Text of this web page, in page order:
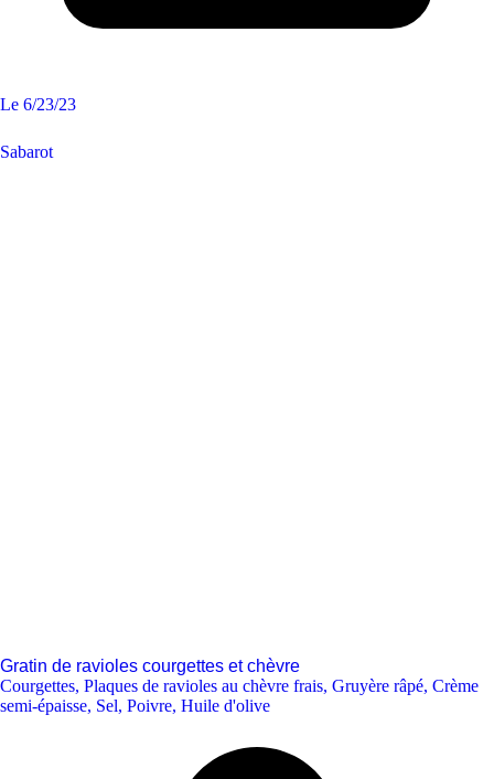
Le 6/23/23
Sabarot
Gratin de ravioles courgettes et chèvre
Courgettes, Plaques de ravioles au chèvre frais, Gruyère râpé, Crème
semi-épaisse, Sel, Poivre, Huile d'olive